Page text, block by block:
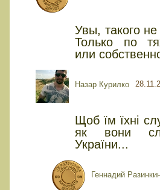
Увы, такого
Только по
или
Назар Курилко
Щоб їм їхні
як вони
України...
Геннадий